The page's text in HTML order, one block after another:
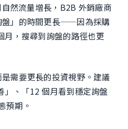
然流量增長，B2B 外銷廠商
盤」的時間更長——因為採購
月，搜尋到詢盤的路徑也更
需要更長的投資視野。建議
」、「12 個月看到穩定詢盤
預期。